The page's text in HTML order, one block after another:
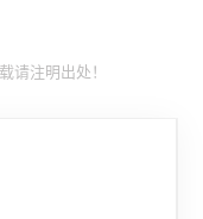
请注明出处！